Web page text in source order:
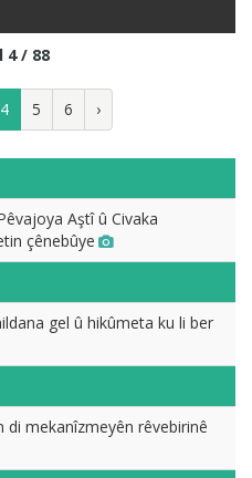
4 / 88
4 5 6 ›
Aştî û Civaka
çênebûye
gel û hikûmeta ku li ber
di mekanîzmeyên rêvebirinê